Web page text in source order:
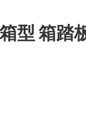
型 箱